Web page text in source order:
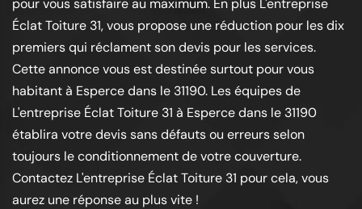
pour vous satisfaire au maximum. En plus L'entreprise
Éclat Toiture 31, vous propose une réduction pour les dix
premiers qui réclament son devis pour les services.
Cette annonce vous est destinée surtout pour vous
habitant à Esperce dans le 31190. Les équipes de
L'entreprise Éclat Toiture 31 à Esperce dans le 31190
établira votre devis sans défauts ou erreurs selon
toujours le conditionnement de votre couverture.
Contactez L'entreprise Éclat Toiture 31 pour cela, vous
aurez une réponse au plus vite !